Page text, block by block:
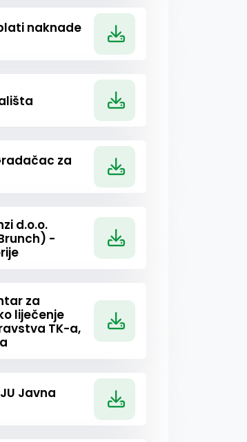
naknade
za
d.o.o.
-
za
liječenje
TK-a,
Javna